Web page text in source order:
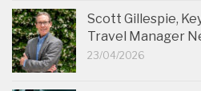
Scott Gillespie,
Travel Manager
23/04/2026